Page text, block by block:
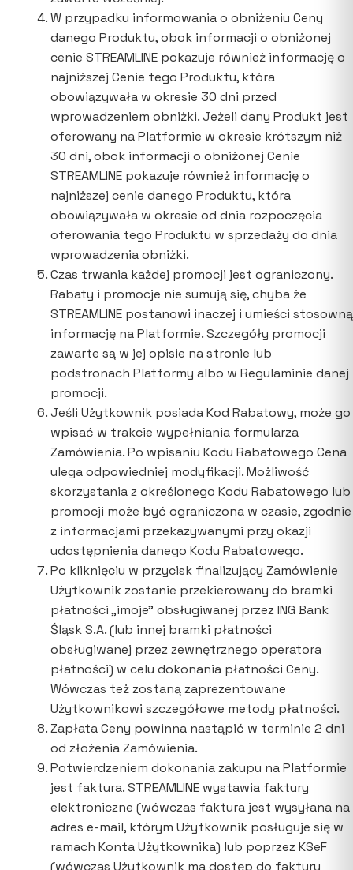
W przypadku informowania o obniżeniu Ceny
danego Produktu, obok informacji o obniżonej
cenie STREAMLINE pokazuje również informację o
najniższej Cenie tego Produktu, która
obowiązywała w okresie 30 dni przed
wprowadzeniem obniżki. Jeżeli dany Produkt jest
oferowany na Platformie w okresie krótszym niż
30 dni, obok informacji o obniżonej Cenie
STREAMLINE pokazuje również informację o
najniższej cenie danego Produktu, która
obowiązywała w okresie od dnia rozpoczęcia
oferowania tego Produktu w sprzedaży do dnia
wprowadzenia obniżki.
Czas trwania każdej promocji jest ograniczony.
Rabaty i promocje nie sumują się, chyba że
STREAMLINE postanowi inaczej i umieści stosowną
informację na Platformie. Szczegóły promocji
zawarte są w jej opisie na stronie lub
podstronach Platformy albo w Regulaminie danej
promocji.
Jeśli Użytkownik posiada Kod Rabatowy, może go
wpisać w trakcie wypełniania formularza
Zamówienia. Po wpisaniu Kodu Rabatowego Cena
ulega odpowiedniej modyfikacji. Możliwość
skorzystania z określonego Kodu Rabatowego lub
promocji może być ograniczona w czasie, zgodnie
z informacjami przekazywanymi przy okazji
udostępnienia danego Kodu Rabatowego.
Po kliknięciu w przycisk finalizujący Zamówienie
Użytkownik zostanie przekierowany do bramki
płatności „imoje” obsługiwanej przez ING Bank
Śląsk S.A. (lub innej bramki płatności
obsługiwanej przez zewnętrznego operatora
płatności) w celu dokonania płatności Ceny.
Wówczas też zostaną zaprezentowane
Użytkownikowi szczegółowe metody płatności.
Zapłata Ceny powinna nastąpić w terminie 2 dni
od złożenia Zamówienia.
Potwierdzeniem dokonania zakupu na Platformie
jest faktura. STREAMLINE wystawia faktury
elektroniczne (wówczas faktura jest wysyłana na
adres e-mail, którym Użytkownik posługuje się w
ramach Konta Użytkownika) lub poprzez KSeF
(wówczas Użytkownik ma dostęp do faktury